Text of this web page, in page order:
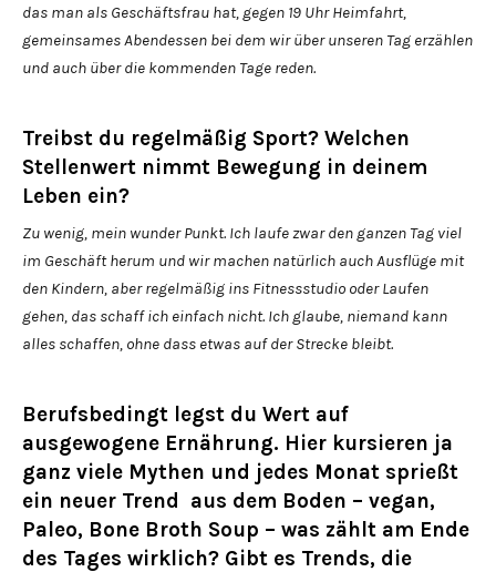
das man als Geschäftsfrau hat, gegen 19 Uhr Heimfahrt,
gemeinsames Abendessen bei dem wir über unseren Tag erzählen
und auch über die kommenden Tage reden.
Treibst du regelmäßig Sport? Welchen
Stellenwert nimmt Bewegung in deinem
Leben ein?
Zu wenig, mein wunder Punkt. Ich laufe zwar den ganzen Tag viel
im Geschäft herum und wir machen natürlich auch Ausflüge mit
den Kindern, aber regelmäßig ins Fitnessstudio oder Laufen
gehen, das schaff ich einfach nicht. Ich glaube, niemand kann
alles schaffen, ohne dass etwas auf der Strecke bleibt.
Berufsbedingt legst du Wert auf
ausgewogene Ernährung. Hier kursieren ja
ganz viele Mythen und jedes Monat sprießt
ein neuer Trend aus dem Boden – vegan,
Paleo, Bone Broth Soup – was zählt am Ende
des Tages wirklich? Gibt es Trends, die